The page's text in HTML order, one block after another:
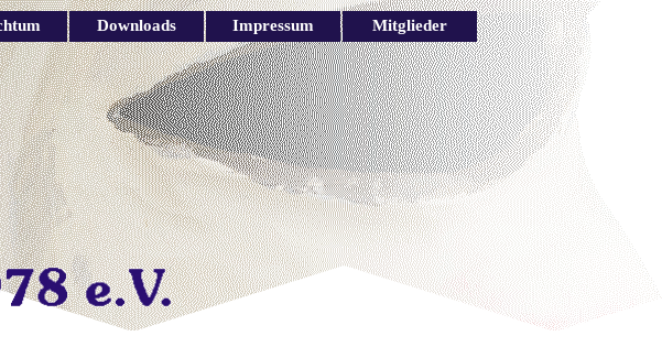
▼
Downloads Impressum ▼
Mitglieder ▼